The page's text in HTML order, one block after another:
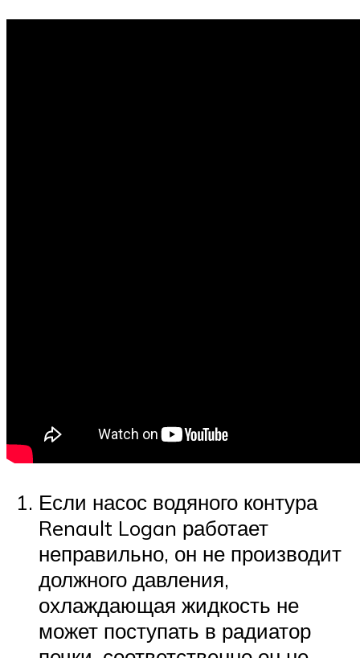
Если насос водяного контура
Renault Logan работает
неправильно, он не производит
должного давления,
охлаждающая жидкость не
может поступать в радиатор